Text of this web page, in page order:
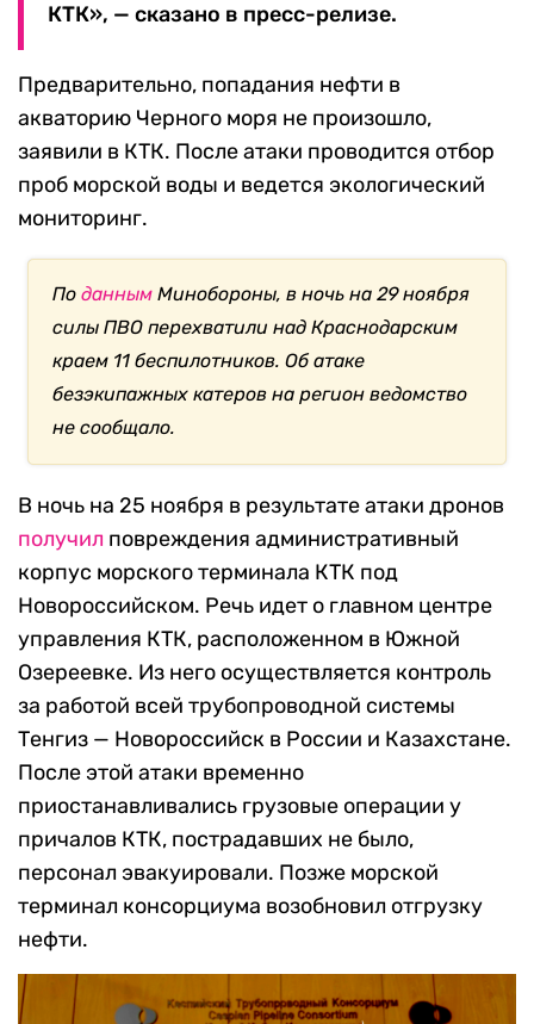
КТК», — сказано в пресс-релизе.
Предварительно, попадания нефти в
акваторию Черного моря не произошло,
заявили в КТК. После атаки проводится отбор
проб морской воды и ведется экологический
мониторинг.
Поданным Минобороны, в ночь на 29 ноября
силы ПВО перехватили над Краснодарским
краем 11 беспилотников. Об атаке
безэкипажных катеров на регион ведомство
не сообщало.
В ночь на 25 ноября в результате атаки дронов
получил повреждения административный
корпус морского терминала КТК под
Новороссийском. Речь идет о главном центре
управления КТК, расположенном в Южной
Озереевке. Из него осуществляется контроль
за работой всей трубопроводной системы
Тенгиз — Новороссийск в России и Казахстане.
После этой атаки временно
приостанавливались грузовые операции у
причалов КТК, пострадавших не было,
персонал эвакуировали. Позже морской
терминал консорциума возобновил отгрузку
нефти.